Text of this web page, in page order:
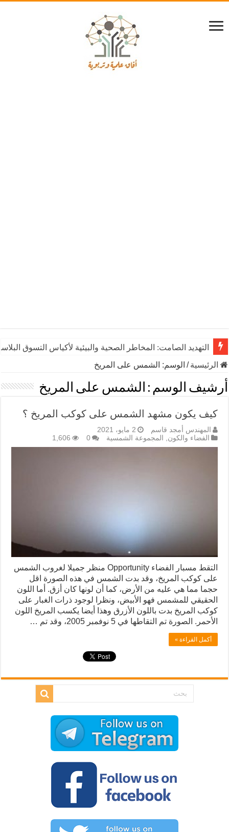
التهديد الصامت: المخاطر الصحية والبيئية لأكياس التسوق
الرئيسية/ الوسم: الشمس على المريخ
أرشيف الوسم : الشمس على المريخ
كيف يكون مشهد الشمس على كوكب المريخ ؟
المهندس أمجد قاسم
2 مايو، 2021
الفضاء والكون, المجموعة الشمسية 0
1,606
التقط مسبار الفضاء Opportunity منظر جميلا لغروب الشمس
على كوكب المريخ، وقد بدت الشمس في هذه الصورة اقل
حجما مما هي عليه من الأرض، كما أن لونها كان أزق. أما اللون
الحقيقي للمشمس فهو الأبيض، ونظرا لوجود ذرات الغبار على
كوكب المريخ بدت باللون الأزرق وهذا أيضا يكسب المريخ اللون
الأحمر. الصورة تم التقاطها في 5 نوفمبر 2005، وقد تم …
أكمل القراءة »